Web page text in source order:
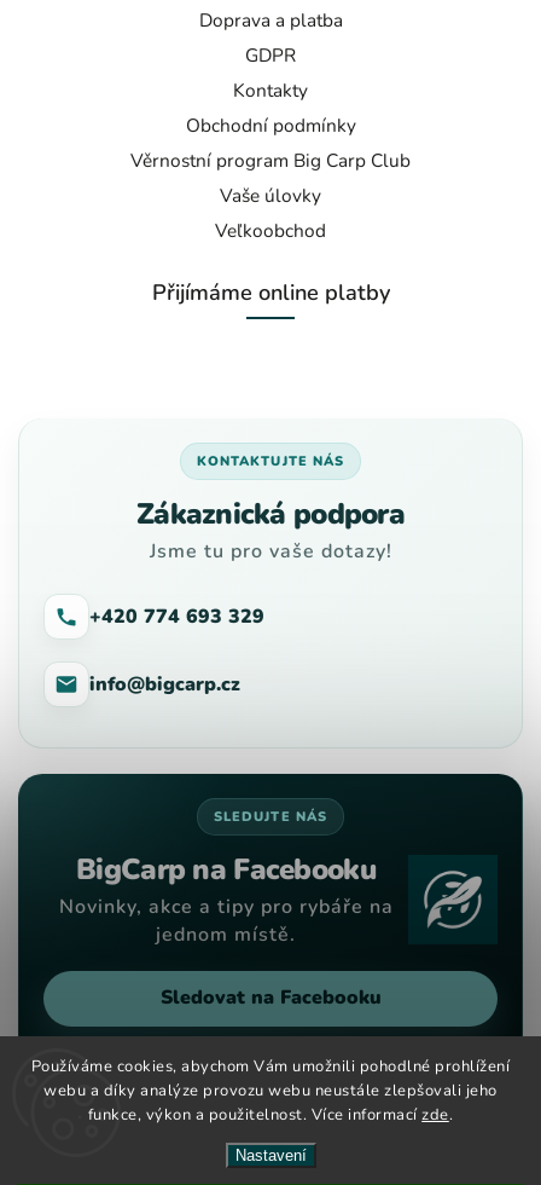
Používáme cookies, abychom Vám umožnili pohodlné prohlížení
webu a díky analýze provozu webu neustále zlepšovali jeho
funkce, výkon a použitelnost. Více informacízde.
Nastavení
Doprava a platba
GDPR
Kontakty
Obchodní podmínky
Věrnostní program Big Carp Club
Vaše úlovky
Veľkoobchod
Přijímáme online platby
KONTAKTUJTE NÁS
Zákaznická podpora
Jsme tu pro vaše dotazy!
+420 774 693 329
info@bigcarp.cz
SLEDUJTE NÁS
BigCarp na Facebooku
Novinky, akce a tipy pro rybáře na
jednom místě.
Sledovat na Facebooku
Copyright 2026Big Carp. Všechna práva vyhrazena.
VytvořilShoptet| Design